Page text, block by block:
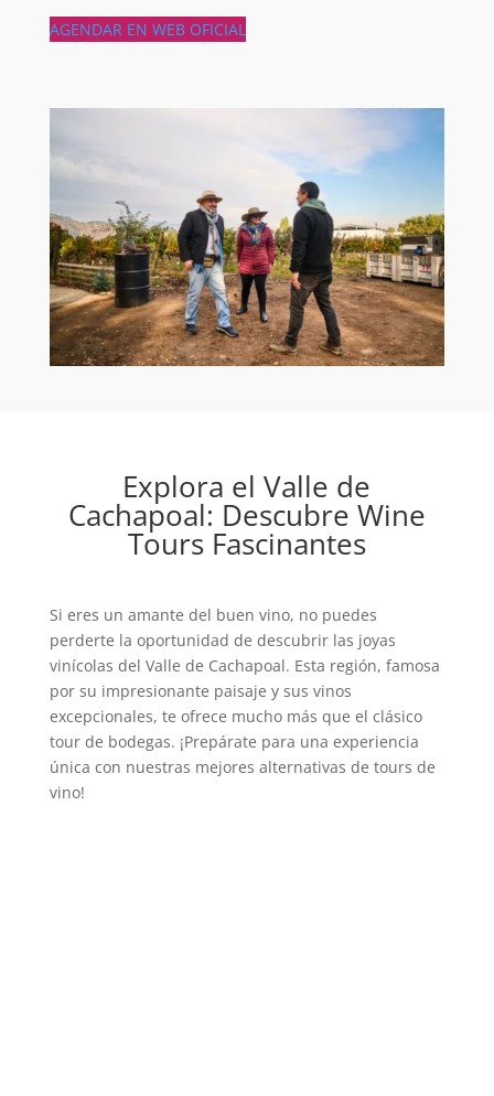
AGENDAR EN WEB OFICIAL
Explora el Valle de
Cachapoal: Descubre Wine
Tours Fascinantes
Si eres un amante del buen vino, no puedes
perderte la oportunidad de descubrir las joyas
vinícolas del Valle de Cachapoal. Esta región, famosa
por su impresionante paisaje y sus vinos
excepcionales, te ofrece mucho más que el clásico
tour de bodegas. ¡Prepárate para una experiencia
única con nuestras mejores alternativas de tours de
vino!